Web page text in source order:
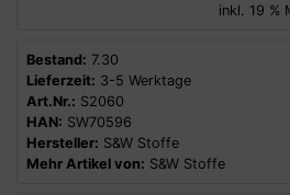
inkl. 19 %
Bestand: 7.30
Lieferzeit: 3-5 Werktage
Art.Nr.: S2060
HAN: SW70596
Hersteller: S&W Stoffe
Mehr Artikel von: S&W Stoffe